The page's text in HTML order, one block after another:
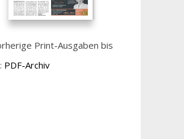
Print-Ausgaben bis
PDF-Archiv